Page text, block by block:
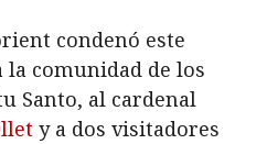
condenó este
comunidad de los
Santo, al cardenal
y a dos visitadores